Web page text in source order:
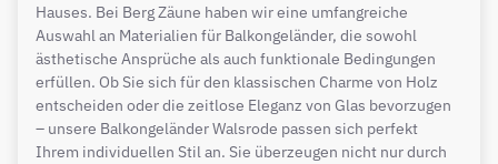
Hauses. Bei Berg Zäune haben wir eine umfangreiche
Auswahl an Materialien für Balkongeländer, die sowohl
ästhetische Ansprüche als auch funktionale Bedingungen
erfüllen. Ob Sie sich für den klassischen Charme von Holz
entscheiden oder die zeitlose Eleganz von Glas bevorzugen
– unsere Balkongeländer Walsrode passen sich perfekt
Ihrem individuellen Stil an. Sie überzeugen nicht nur durch